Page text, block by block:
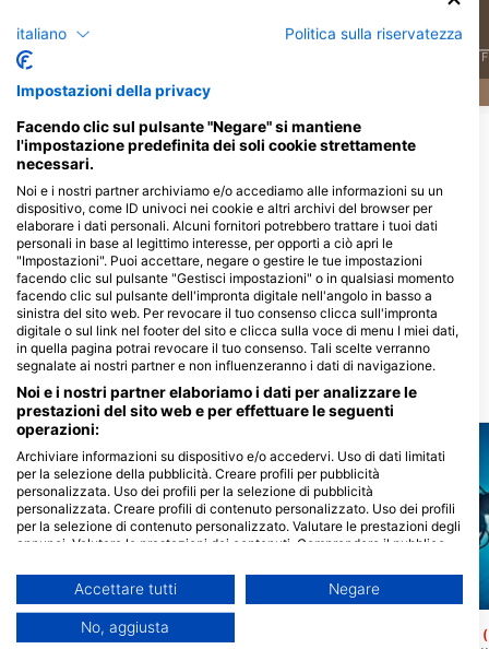
F
Centri d'immersione che riforniscono
questo sito d'immersione
Alpha Dive Centre,
http://www.alphadivecentre.co.za/
96 Main Rd (opposite Strand
Railway station ), 7139 Cape Town,
Sud Africa
Impact Divers / Cape Radd
117 St Georges Street, 7975 Cape
Town, Sud Africa
Siti d’immersione nelle vicinanze
Scubapro, Stephen Frink
SAS Transvaal (Wreck)
Scubapro, Stephen Frink
italiano Politica sulla riservatezza
Impostazioni della privacy
Facendo clic sul pulsante "Negare" si mantiene
l'impostazione predefinita dei soli cookie strettamente
necessari.
Noi e i nostri partner archiviamo e/o accediamo alle informazioni su un
dispositivo, come ID univoci nei cookie e altri archivi del browser per
elaborare i dati personali. Alcuni fornitori potrebbero trattare i tuoi dati
personali in base al legittimo interesse, per opporti a ciò apri le
"Impostazioni". Puoi accettare, negare o gestire le tue impostazioni
facendo clic sul pulsante "Gestisci impostazioni" o in qualsiasi momento
facendo clic sul pulsante dell'impronta digitale nell'angolo in basso a
sinistra del sito web. Per revocare il tuo consenso clicca sull'impronta
digitale o sul link nel footer del sito e clicca sulla voce di menu I miei dati,
in quella pagina potrai revocare il tuo consenso. Tali scelte verranno
segnalate ai nostri partner e non influenzeranno i dati di navigazione.
Noi e i nostri partner elaboriamo i dati per analizzare le
prestazioni del sito web e per effettuare le seguenti
operazioni:
Archiviare informazioni su dispositivo e/o accedervi. Uso di dati limitati
per la selezione della pubblicità. Creare profili per pubblicità
personalizzata. Uso dei profili per la selezione di pubblicità
personalizzata. Creare profili di contenuto personalizzato. Uso dei profili
per la selezione di contenuto personalizzato. Valutare le prestazioni degli
annunci. Valutare le prestazioni dei contenuti. Comprendere il pubblico
diverse. Sviluppare e migliorare i servizi. Uso di dati limitati per la
selezione dei contenuti.
È possibile trovare ulteriori informazioni sull'utilizzo dei dati da parte di
Google qui: https://business.safety.google/privacy/
Accettare tutti Negare
No, aggiusta